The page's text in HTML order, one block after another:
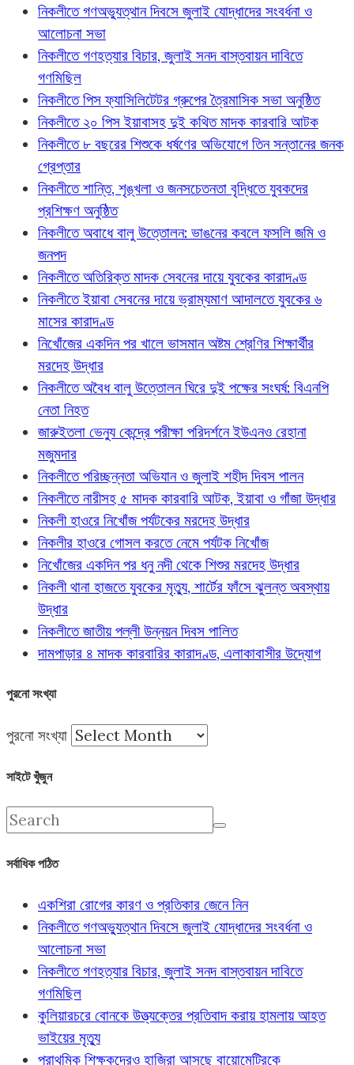
নিকলীতে গণঅভ্যুত্থান দিবসে জুলাই যোদ্ধাদের সংবর্ধনা ও
আলোচনা সভা
নিকলীতে গণহত্যার বিচার, জুলাই সনদ বাস্তবায়ন দাবিতে
গণমিছিল
নিকলীতে পিস ফ্যাসিলিটেটর গ্রুপের ত্রৈমাসিক সভা অনুষ্ঠিত
নিকলীতে ২০ পিস ইয়াবাসহ দুই কথিত মাদক কারবারি আটক
নিকলীতে ৮ বছরের শিশুকে ধর্ষণের অভিযোগে তিন সন্তানের জনক
গ্রেপ্তার
নিকলীতে শান্তি, শৃঙ্খলা ও জনসচেতনতা বৃদ্ধিতে যুবকদের
প্রশিক্ষণ অনুষ্ঠিত
নিকলীতে অবাধে বালু উত্তোলন: ভাঙনের কবলে ফসলি জমি ও
জনপদ
নিকলীতে অতিরিক্ত মাদক সেবনের দায়ে যুবকের কারাদণ্ড
নিকলীতে ইয়াবা সেবনের দায়ে ভ্রাম্যমাণ আদালতে যুবকের ৬
মাসের কারাদণ্ড
নিখোঁজের একদিন পর খালে ভাসমান অষ্টম শ্রেণির শিক্ষার্থীর
মরদেহ উদ্ধার
নিকলীতে অবৈধ বালু উত্তোলন ঘিরে দুই পক্ষের সংঘর্ষ: বিএনপি
নেতা নিহত
জারুইতলা ভেন্যু কেন্দ্রে পরীক্ষা পরিদর্শনে ইউএনও রেহানা
মজুমদার
নিকলীতে পরিচ্ছন্নতা অভিযান ও জুলাই শহীদ দিবস পালন
নিকলীতে নারীসহ ৫ মাদক কারবারি আটক, ইয়াবা ও গাঁজা উদ্ধার
নিকলী হাওরে নিখোঁজ পর্যটকের মরদেহ উদ্ধার
নিকলীর হাওরে গোসল করতে নেমে পর্যটক নিখোঁজ
নিখোঁজের একদিন পর ধনু নদী থেকে শিশুর মরদেহ উদ্ধার
নিকলী থানা হাজতে যুবকের মৃত্যু, শার্টের ফাঁসে ঝুলন্ত অবস্থায়
উদ্ধার
নিকলীতে জাতীয় পল্লী উন্নয়ন দিবস পালিত
দামপাড়ার ৪ মাদক কারবারির কারাদণ্ড, এলাকাবাসীর উদ্যোগ
পুরনো সংখ্যা
পুরনো সংখ্যা
সাইটে খুঁজুন
সর্বাধিক পঠিত
একশিরা রোগের কারণ ও প্রতিকার জেনে নিন
নিকলীতে গণঅভ্যুত্থান দিবসে জুলাই যোদ্ধাদের সংবর্ধনা ও
আলোচনা সভা
নিকলীতে গণহত্যার বিচার, জুলাই সনদ বাস্তবায়ন দাবিতে
গণমিছিল
কুলিয়ারচরে বোনকে উত্ত্যক্তের প্রতিবাদ করায় হামলায় আহত
ভাইয়ের মৃত্যু
প্রাথমিক শিক্ষকদেরও হাজিরা আসছে বায়োমেট্রিকে